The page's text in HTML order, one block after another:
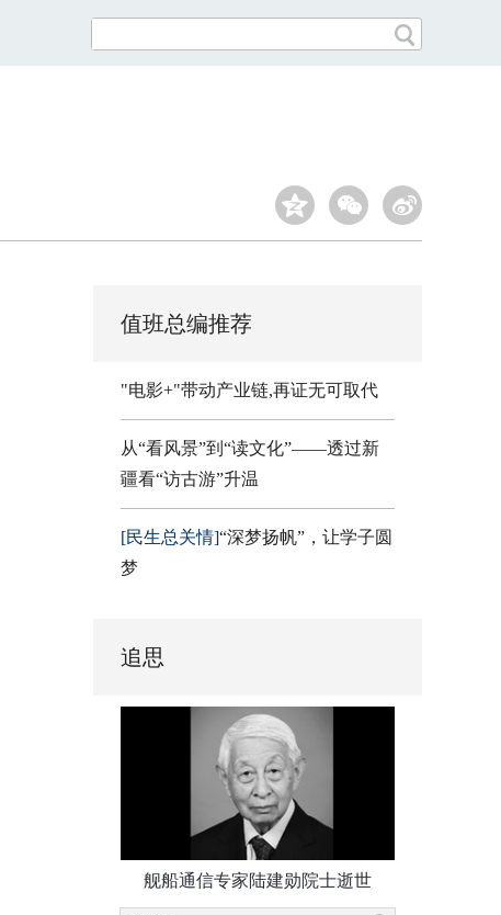
值班总编推荐
"电影+"带动产业链,再证无可取代
从“看风景”到“读文化”——透过新
疆看“访古游”升温
[民生总关情]“深梦扬帆”，让学子圆
梦
追思
舰船通信专家陆建勋院士逝世